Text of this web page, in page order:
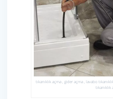
tıkanıklık açma , gider açma , lavabo
tıkanıklık